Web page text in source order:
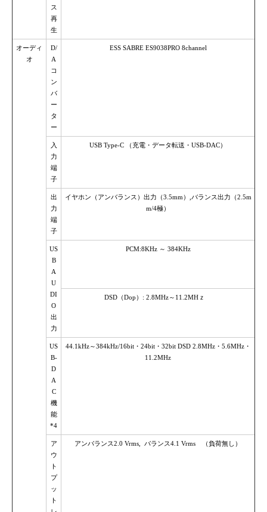
ス
再
生
オーディ
オ
D/
A
コ
ン
バ
ー
タ
ー
ESS SABRE ES9038PRO 8channel
入
力
端
子
USB Type-C （充電・データ転送・USB-DAC）
出
力
端
子
イヤホン（アンバランス）出力（3.5mm）,バランス出力（2.5m
m/4極）
US
B
A
U
DI
O
出
力
PCM:8KHz ～ 384KHz
DSD（Dop）: 2.8MHz～11.2MHｚ
US
B-
D
A
C
機
能
*4
44.1kHz～384kHz/16bit・24bit・32bit DSD 2.8MHz・5.6MHz・
11.2MHz
ア
ウ
ト
プ
ッ
ト
アンバランス2.0 Vrms, バランス4.1 Vrms （負荷無し）